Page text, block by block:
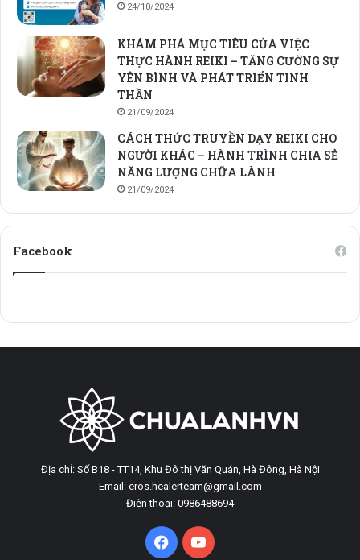
24/10/2024
KHÁM PHÁ MỤC TIÊU CỦA VIỆC
THỰC HÀNH REIKI – TĂNG CƯỜNG SỰ
YÊN BÌNH VÀ PHÁT TRIỂN TINH
THẦN
21/09/2024
CÁCH THỨC TRUYỀN DẠY REIKI CHO
NGƯỜI KHÁC – HÀNH TRÌNH CHIA SẺ
NĂNG LƯỢNG CHỮA LÀNH
21/09/2024
Facebook
Địa chỉ: Số B18 - TT14, Khu Đô thị Văn Quán, Hà Đông, Hà Nội
Email: eros.healerteam@gmail.com
Điện thoại: 0986488694
FacebookYouTube